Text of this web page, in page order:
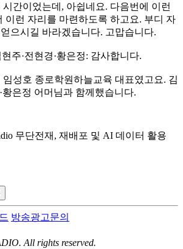
간이었는데, 아쉽네요. 다음번에 이런
이런 자리를 마련하도록 하고요. 부디 자
으시길 바라겠습니다. 고맙습니다.
주·전현경·황은정: 감사합니다.
성호 종로학원하늘교육 대표였고요. 김
황은정 어머님과 함께했습니다.
무단전재, 재배포 및 AI 데이터 활용
방송광고문의
All rights reserved.